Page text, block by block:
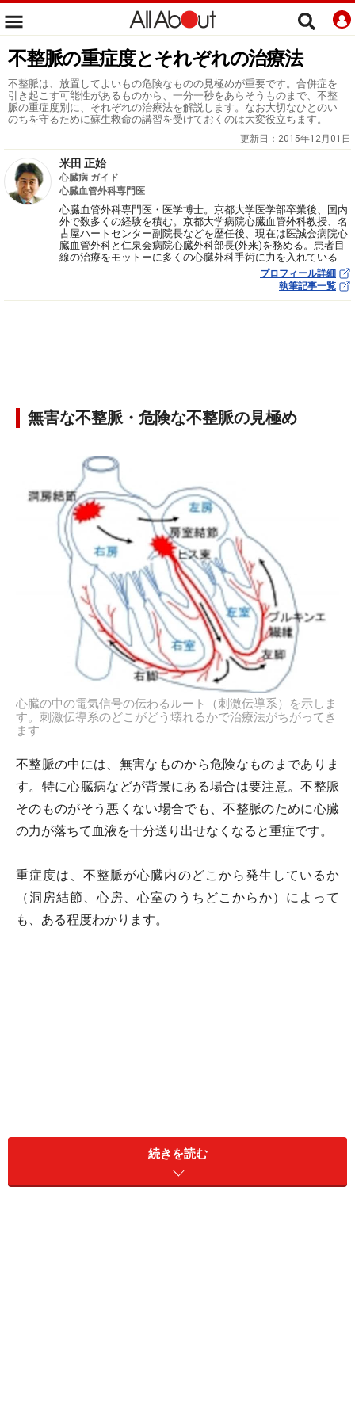
不整脈の重症度とそれぞれの治療法
不整脈は、放置してよいもの危険なものの見極めが重要です。合併症を
引き起こす可能性があるものから、一分一秒をあらそうものまで、不整
脈の重症度別に、それぞれの治療法を解説します。なお大切なひとのい
のちを守るために蘇生救命の講習を受けておくのは大変役立ちます。
更新日： 2015年12月01日
米田 正始
心臓病 ガイド
心臓血管外科専門医
心臓血管外科専門医・医学博士。京都大学医学部卒業後、国内
外で数多くの経験を積む。京都大学病院心臓血管外科教授、名
古屋ハートセンター副院長などを歴任後、現在は医誠会病院心
臓血管外科と仁泉会病院心臓外科部長(外来)を務める。患者目
線の治療をモットーに多くの心臓外科手術に力を入れている
プロフィール詳細
執筆記事一覧
無害な不整脈・危険な不整脈の見極め
心臓の中の電気信号の伝わるルート（刺激伝導系）を示しま
す。刺激伝導系のどこがどう壊れるかで治療法がちがってき
ます
不整脈の中には、無害なものから危険なものまでありま
す。特に心臓病などが背景にある場合は要注意。不整脈
そのものがそう悪くない場合でも、不整脈のために心臓
の力が落ちて血液を十分送り出せなくなると重症です。
重症度は、不整脈が心臓内のどこから発生しているか
（洞房結節、心房、心室のうちどこからか）によって
も、ある程度わかります。
たとえば心筋梗塞を原因とした不整脈で、とくに心室性
続きを読む